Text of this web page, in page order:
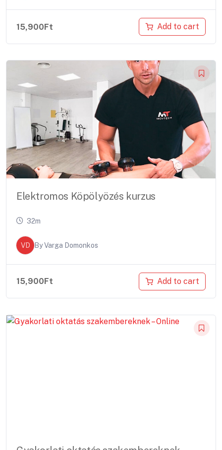
15,900Ft Add to cart
Elektromos Köpölyözés kurzus
32m
VD ByVarga Domonkos
15,900 Ft Add to cart